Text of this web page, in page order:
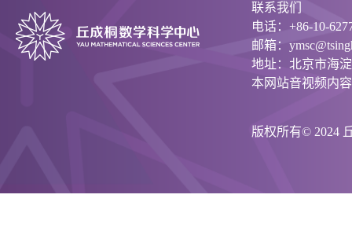
联系我们
电话：+86-10-
邮箱：
地址：北京市海
本网站音视频内
版权所有© 2024